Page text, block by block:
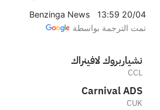
Benzinga News
13:59 20/04
تمت الترجمة بواسطة
كارنيفال كوربرايشن
CCL
Carnival ADS
CUK